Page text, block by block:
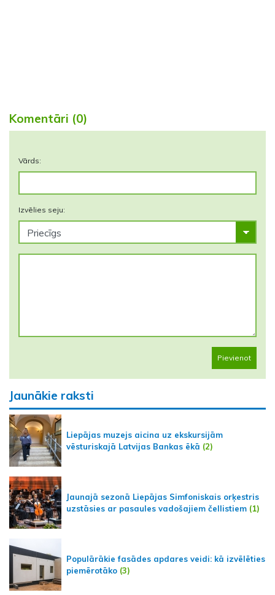
Komentāri (0)
Vārds:
Izvēlies seju:
Pievienot
Jaunākie raksti
Liepājas muzejs aicina uz ekskursijām
vēsturiskajā Latvijas Bankas ēkā (2)
Jaunajā sezonā Liepājas Simfoniskais orķestris
uzstāsies ar pasaules vadošajiem čellistiem (1)
Populārākie fasādes apdares veidi: kā izvēlēties
piemērotāko (3)